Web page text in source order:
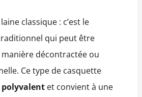
classique : c’est le
qui peut être
décontractée ou
Ce type de casquette
polyvalentet convient à une